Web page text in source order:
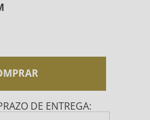
DE ENTREGA: